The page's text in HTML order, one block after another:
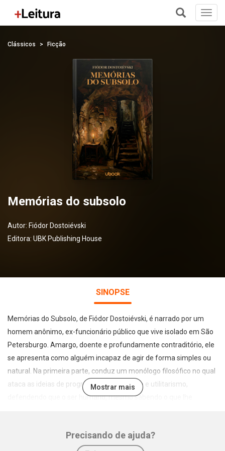
Clássicos Ficção
Memórias do subsolo
Autor: Fiódor Dostoiévski
Editora: UBK Publishing House
SINOPSE
Memórias do Subsolo, de Fiódor Dostoiévski, é narrado por um
homem anônimo, ex-funcionário público que vive isolado em São
Petersburgo. Amargo, doente e profundamente contraditório, ele
se apresenta como alguém incapaz de agir de forma simples ou
natural. Na primeira parte, conduz um monólogo filosófico no qual
ataca as ideias de progresso, racionalidade e utilitarismo,
defendendo que o ser humano, mesmo sabendo o que lhe
Mostrar mais
Precisando de ajuda?